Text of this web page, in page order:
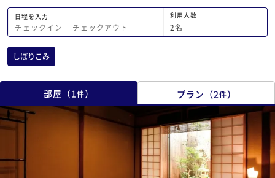
クアウト文化のある
後は、錦市場や店で
っためなおして、宿
せんが、日本人も利
ない。地元の友人も
っ、こういうふうに
心してました。一人
使いたいと思います。
日程を入力
チェックイン − チェックアウト
利用人数
2名
しぼりこみ
部屋 （1 件） プラン （2件）